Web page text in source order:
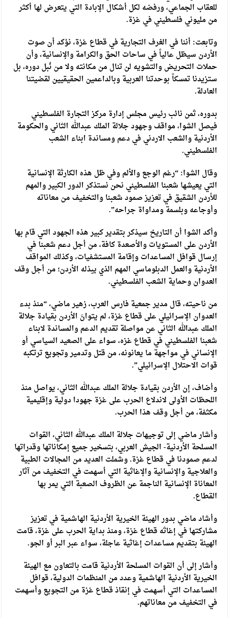
للعقاب الجماعي، ورفضه لكل أشكال الإبادة التي يتعرض لها أكثر
من مليوني فلسطيني في غزة.
وتابعت: أننا في الغرف التجارية في قطاع غزة، نؤكد أن صوت
الأردن سيظل عالياً في ساحات الحق والكرامة والإنسانية، وأن
حملات التحريض والتشويه لن تنال من مكانته ولا من نُبل دوره، بل
ستزيدنا تمسكاً بوحدتنا العربية وبالداعمين الحقيقيين لقضيتنا
العادلة.
بدوره، ثمن نائب رئيس مجلس إدارة مركز التجارة الفلسطيني
فيصل الشوا، مواقف وجهود جلالة الملك عبدالله الثاني والحكومة
الأردنية والشعب الاردني في دعم ومساندة ابناء الشعب
الفلسطيني.
وقال الشوا: “رغم الوجع والألم وفي ظل هذه الكارثة الإنسانية
التي يعيشها شعبنا الفلسطيني نحن نستذكر الدور الكبير والمهم
للأردن الشقيق في تعزيز صمود شعبنا والتخفيف من معاناته
وأوجاعه وبلسمة ومداواة جراحه”.
وأكد الشوا أن التاريخ سيذكر بتقدير كبير هذه الجهود التي قام بها
الأردن على المستويات والأصعدة كافة، من أجل دعم شعبنا في
إرسال قوافل المساعدات وإقامة المستشفيات، وكذلك المواقف
الأردنية والعمل الدبلوماسي المهم الذي يبذله الأردن؛ من أجل وقف
العدوان وحماية الشعب الفلسطيني.
من ناحيته، قال مدير جمعية فارس العرب، زهير ماضي، “منذ بدء
العدوان الإسرائيلي على قطاع غزة، لم يتوانَ الأردن بقيادة جلالة
الملك عبدالله الثاني عن مواصلة تقديم الدعم والمساندة لابناء
شعبنا الفلسطيني في قطاع غزه، سواء على الصعيد السياسي أو
الإنساني في مواجهة ما يعانونه، من قتل وتدمير وتجويع ترتكبه
قوات الاحتلال الإسرائيلي”.
وأضاف، إن الأردن بقيادة جلالة الملك عبدالله الثاني، يواصل منذ
اللحظات الأولى لاندلاع الحرب على غزة جهودا دولية وإقليمية
مكثفة، من أجل وقف هذا الحرب.
وأشار ماضي إلى توجيهات جلالة الملك عبدالله الثاني، القوات
المسلحة الأردنية- الجيش العربي، بتسخير جميع إمكاناتها وقدراتها
لدعم صمودنا في قطاع غزة. وشملت العديد من المجالات الطبية
والعلاجية والإنسانية والإغاثية التي أسهمت في التخفيف من آثار
المعاناة الإنسانية الناجمة عن الظروف الصعبة التي يمر بها
القطاع.
وأشاد ماضي بدور الهيئة الخيرية الأردنية الهاشمية في تعزيز
مشاركتها في إغاثه قطاع غزة، ومنذ بداية الحرب على غزة، قامت
الهيئة بتقديم مساعدات إغاثية عاجلة، سواء عبر البر أو الجو.
وأشار إلى أن القوات المسلحة الأردنية قامت بالتعاون مع الهيئة
الخيرية الأردنية الهاشمية وعدد من المنظمات الدولية، قوافل
المساعدات التي أسهمت في إنقاذ قطاع غزة من التجويع وأسهمت
في التخفيف من معاناتهم.